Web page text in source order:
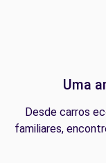
Uma
Desde carros
familiares,